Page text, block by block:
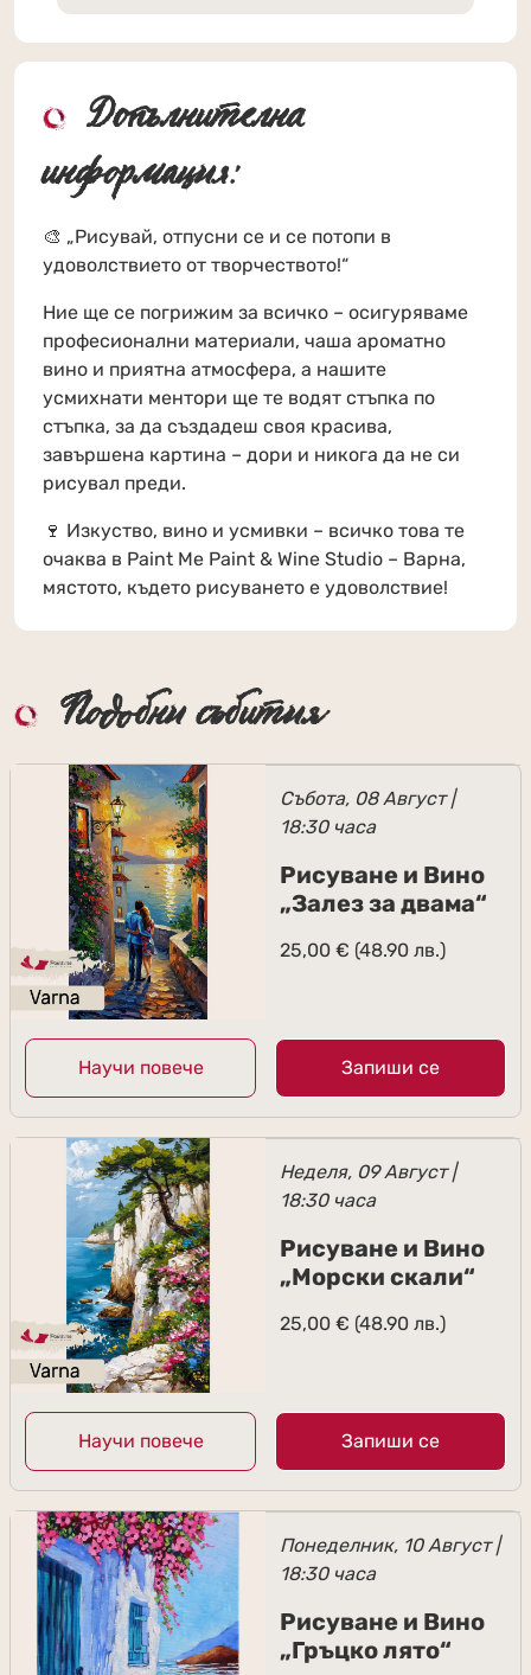
Допълнителна
информация:
🎨 „Рисувай, отпусни се и се потопи в
удоволствието от творчеството!“
Ние ще се погрижим за всичко – осигуряваме
професионални материали, чаша ароматно
вино и приятна атмосфера, а нашите
усмихнати ментори ще те водят стъпка по
стъпка, за да създадеш своя красива,
завършена картина – дори и никога да не си
рисувал преди.
🍷 Изкуство, вино и усмивки – всичко това те
очаква в Paint Me Paint & Wine Studio – Варна,
мястото, където рисуването е удоволствие!
Подобни събития
Събота, 08 Август |
18:30 часа
Рисуване и Вино
„Залез за двама“
25,00 € (48.90 лв.)
Научи повече Запиши се
Неделя, 09 Август |
18:30 часа
Рисуване и Вино
„Морски скали“
25,00 € (48.90 лв.)
Научи повече Запиши се
Понеделник, 10 Август |
18:30 часа
Рисуване и Вино
„Гръцко лято“